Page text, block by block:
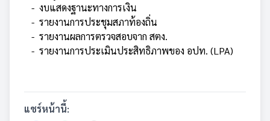
- งบแสดงฐานะทางการเงิน
- รายงานการประชุมสภาท้องถิ่น
- รายงานผลการตรวจสอบจาก สตง.
- รายงานการประเมินประสิทธิภาพของ อปท. (LPA)
แชร์หน้านี้: